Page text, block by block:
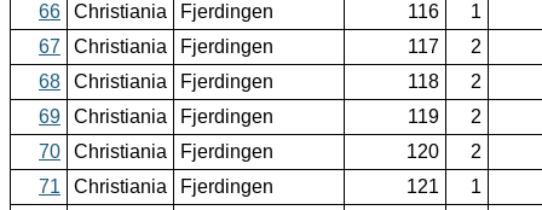
66
Christiania Fjerdingen 116
1
67
Christiania Fjerdingen 117
2
68
Christiania Fjerdingen 118
2
69
Christiania Fjerdingen 119
2
70
Christiania Fjerdingen 120
2
71
Christiania Fjerdingen 121
1